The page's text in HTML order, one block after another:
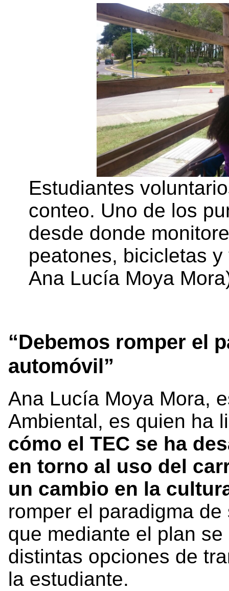
Estudiantes
conteo. Uno de los
desde donde
peatones, bicicletas
Ana Lucía Moya
“Debemos romper el
automóvil”
Ana Lucía Moya Mora,
Ambiental, es quien ha
cómo el TEC se ha
en torno al uso del
un cambio en la
romper el paradigma
que mediante el plan
distintas opciones de
la estudiante.